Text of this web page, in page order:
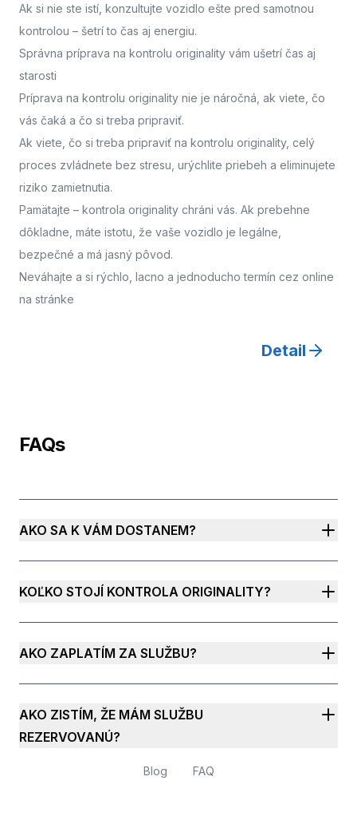
Ak si nie ste istí, konzultujte vozidlo ešte pred samotnou
kontrolou – šetrí to čas aj energiu.
Správna príprava na kontrolu originality vám ušetrí čas aj
starosti
Príprava na kontrolu originality nie je náročná, ak viete, čo
vás čaká a čo si treba pripraviť.
Ak viete, čo si treba pripraviť na kontrolu originality, celý
proces zvládnete bez stresu, urýchlite priebeh a eliminujete
riziko zamietnutia.
Pamätajte – kontrola originality chráni vás. Ak prebehne
dôkladne, máte istotu, že vaše vozidlo je legálne,
bezpečné a má jasný pôvod.
Neváhajte a si rýchlo, lacno a jednoducho termín cez online
na stránke
Detail
FAQs
AKO SA K VÁM DOSTANEM?
KOĽKO STOJÍ KONTROLA ORIGINALITY?
AKO ZAPLATÍM ZA SLUŽBU?
AKO ZISTÍM, ŽE MÁM SLUŽBU
REZERVOVANÚ?
Blog FAQ